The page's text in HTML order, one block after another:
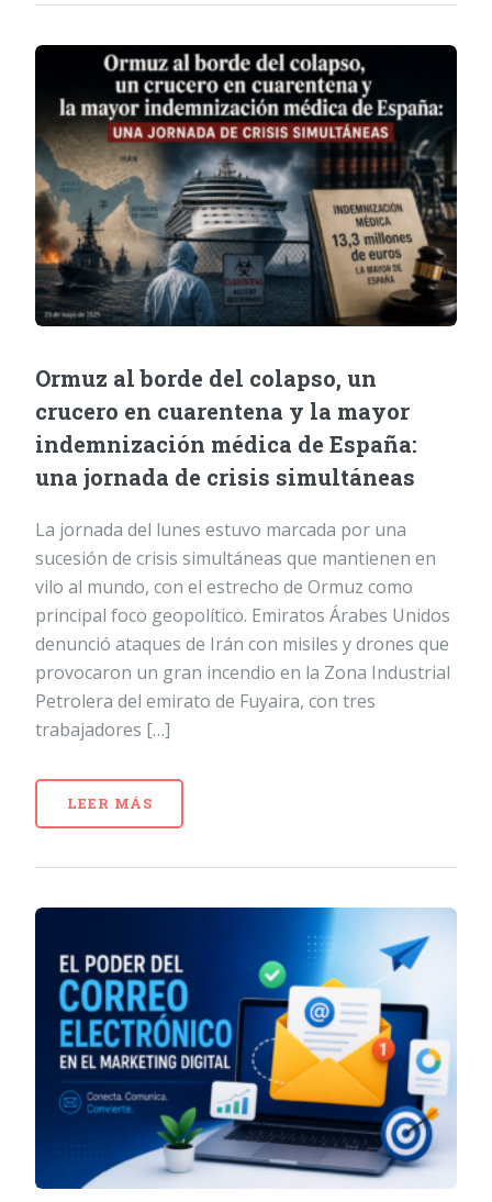
Ormuz al borde del colapso, un
crucero en cuarentena y la mayor
indemnización médica de España:
una jornada de crisis simultáneas
La jornada del lunes estuvo marcada por una
sucesión de crisis simultáneas que mantienen en
vilo al mundo, con el estrecho de Ormuz como
principal foco geopolítico. Emiratos Árabes Unidos
denunció ataques de Irán con misiles y drones que
provocaron un gran incendio en la Zona Industrial
Petrolera del emirato de Fuyaira, con tres
trabajadores […]
LEER MÁS